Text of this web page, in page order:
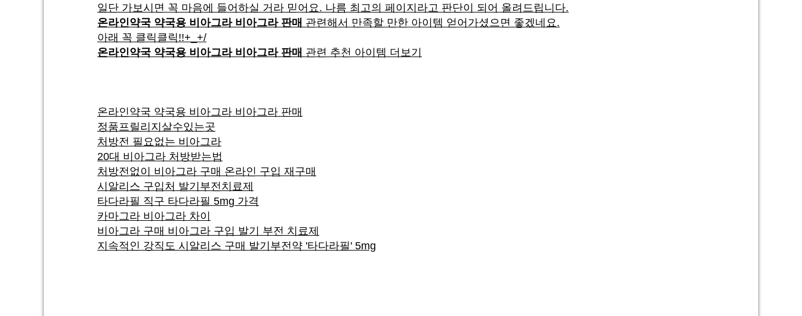
일단 가보시면 꼭 마음에 들어하실 거라 믿어요. 나름 최고의 페이지라고 판단이 되어 올려드립니다.
온라인약국 약국용 비아그라 비아그라 판매 관련해서 만족할 만한 아이템 얻어가셨으면 좋겠네요.
아래 꼭 클릭클릭!!+_+/
온라인약국 약국용 비아그라 비아그라 판매 관련 추천 아이템 더보기
온라인약국 약국용 비아그라 비아그라 판매
정품프릴리지살수있는곳
처방전 필요없는 비아그라
20대 비아그라 처방받는법
처방전없이 비아그라 구매 온라인 구입 재구매
시알리스 구입처 발기부전치료제
타다라필 직구 타다라필 5mg 가격
카마그라 비아그라 차이
비아그라 구매 비아그라 구입 발기 부전 치료제
지속적인 강직도 시알리스 구매 발기부전약 '타다라필' 5mg